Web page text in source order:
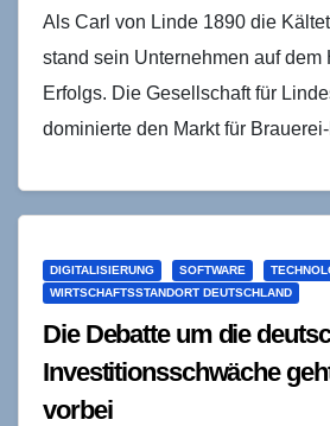
Als Carl von Linde 1890 die
stand sein Unternehmen auf dem
Erfolgs. Die Gesellschaft für
dominierte den Markt für
DIGITALISIERUNG SOFTWARE
WIRTSCHAFTSSTANDORT DEUTSCHLAND
Die Debatte um die
Investitionsschwäche
vorbei